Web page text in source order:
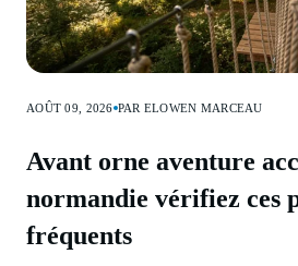
AOÛT 09, 2026 PAR ELOWEN MARCEAU
Avant orne aventure
normandie vérifiez ces
fréquents